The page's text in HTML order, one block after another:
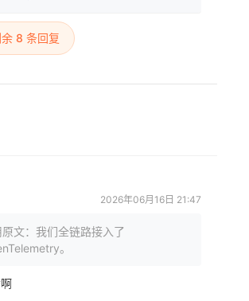
8 条回复
2026年06月16日 21:47
原文：我们全链路接入了
。